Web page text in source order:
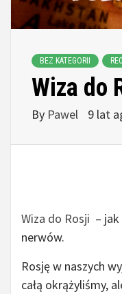
BEZ KATEGORII
Wiza do
By Pawel 9 lat
Wiza do Rosji –
nerwów.
Rosję w naszych
całą okrążyliśmy,